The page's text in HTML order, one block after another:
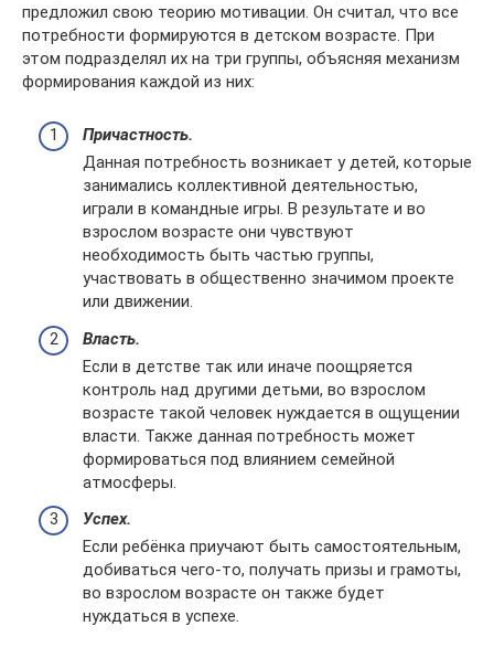
предложил свою теорию мотивации. Он считал, что все
потребности формируются в детском возрасте. При
этом подразделял их на три группы, объясняя механизм
формирования каждой из них:
Причастность.
Данная потребность возникает у детей, которые
занимались коллективной деятельностью,
играли в командные игры. В результате и во
взрослом возрасте они чувствуют
необходимость быть частью группы,
участвовать в общественно значимом проекте
или движении.
Власть.
Если в детстве так или иначе поощряется
контроль над другими детьми, во взрослом
возрасте такой человек нуждается в ощущении
власти. Также данная потребность может
формироваться под влиянием семейной
атмосферы.
Успех.
Если ребёнка приучают быть самостоятельным,
добиваться чего-то, получать призы и грамоты,
во взрослом возрасте он также будет
нуждаться в успехе.